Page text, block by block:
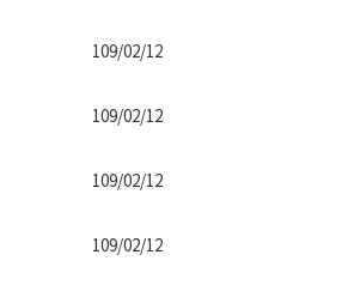
109/02/12
109/02/12
109/02/12
109/02/12